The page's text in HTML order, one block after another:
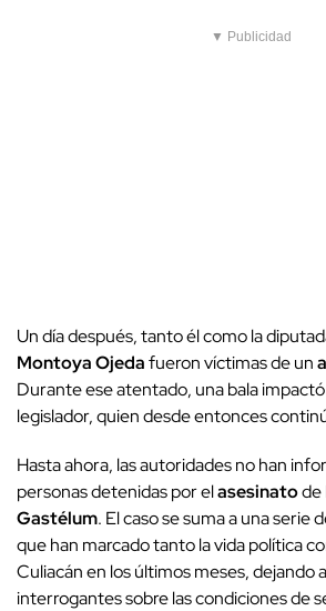
▼ Publicidad
Un día después, tanto él como la
Montoya Ojedafueron víctimas de un
Durante ese atentado, una bala
legislador, quien desde entonces
Hasta ahora, las autoridades no han
personas detenidas por elasesinatode
Gastélum. El caso se suma a una serie
que han marcado tanto la vida política
Culiacán en los últimos meses, dejando
interrogantes sobre las condiciones de